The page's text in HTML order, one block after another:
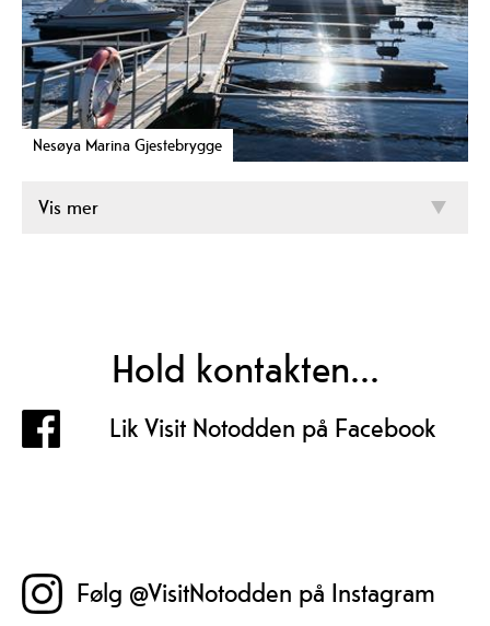
Nesøya Marina Gjestebrygge
Vis mer
Hold kontakten...
Lik Visit Notodden på Facebook
Følg @VisitNotodden på Instagram